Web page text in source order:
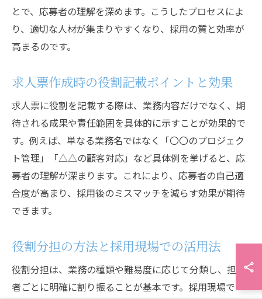
とで、応募者の理解を深めます。こうしたプロセスによ
り、適切な人材が集まりやすくなり、採用の質と効率が
高まるのです。
求人票作成時の役割記載ポイントと効果
求人票に役割を記載する際は、業務内容だけでなく、期
待される成果や責任範囲を具体的に示すことが効果的で
す。例えば、単なる業務名ではなく「〇〇のプロジェク
ト管理」「△△の顧客対応」など具体例を挙げると、応
募者の理解が深まります。これにより、応募者の自己適
合度が高まり、採用後のミスマッチを減らす効果が期待
できます。
役割分担の方法と採用現場での活用法
役割分担は、業務の種類や難易度に応じて分類し、担当
者ごとに明確に割り振ることが基本です。採用現場で